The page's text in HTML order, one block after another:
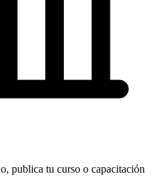
publica tu curso o capacitación